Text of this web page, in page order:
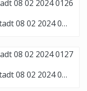
Hexenball Wiesbaden-Nordenstadt 08 02 2024 0126
Hexenball Wiesbaden-Nordenstadt 08 02 2024 0127